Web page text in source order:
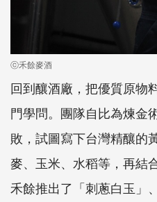
ⓒ禾餘麥酒
回到釀酒廠，把優質原物
門學問。團隊自比為煉金
敗，試圖寫下台灣精釀的
麥、玉米、水稻等，再結
禾餘推出了「刺蔥白玉」